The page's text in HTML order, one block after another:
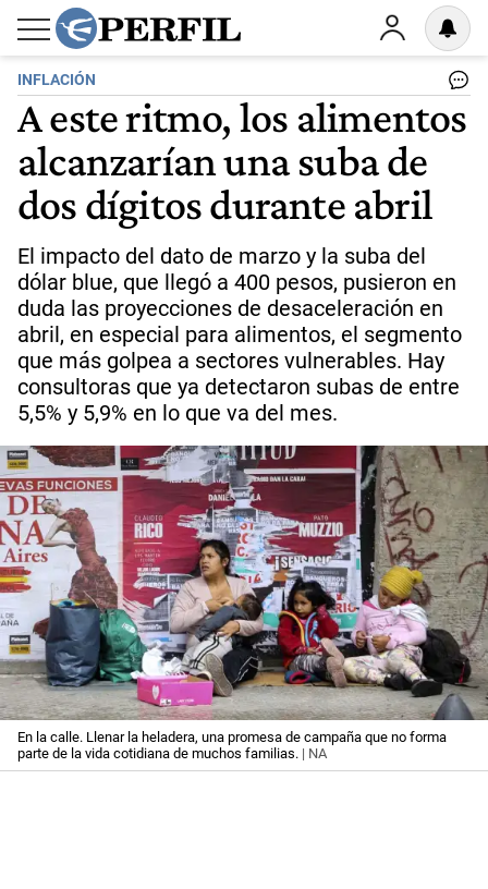
INFLACIÓN
A este ritmo, los alimentos
alcanzarían una suba de
dos dígitos durante abril
El impacto del dato de marzo y la suba del
dólar blue, que llegó a 400 pesos, pusieron en
duda las proyecciones de desaceleración en
abril, en especial para alimentos, el segmento
que más golpea a sectores vulnerables. Hay
consultoras que ya detectaron subas de entre
5,5% y 5,9% en lo que va del mes.
En la calle. Llenar la heladera, una promesa de campaña que no forma
parte de la vida cotidiana de muchos familias. | NA